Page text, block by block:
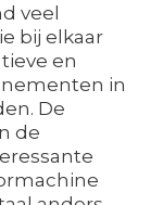
veel
bij elkaar
en
in
De
de